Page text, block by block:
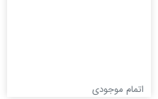
اتمام موجودی